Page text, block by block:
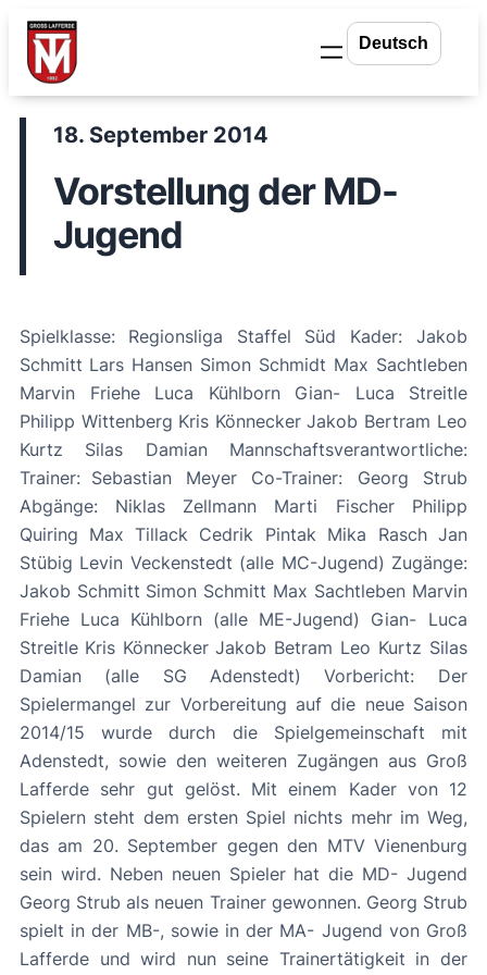
Zum
Inhalt
springen
18. September 2014
Vorstellung der MD-
Jugend
Spielklasse: Regionsliga Staffel Süd Kader: Jakob
Schmitt Lars Hansen Simon Schmidt Max Sachtleben
Marvin Friehe Luca Kühlborn Gian- Luca Streitle
Philipp Wittenberg Kris Könnecker Jakob Bertram Leo
Kurtz Silas Damian Mannschaftsverantwortliche:
Trainer: Sebastian Meyer Co-Trainer: Georg Strub
Abgänge: Niklas Zellmann Marti Fischer Philipp
Quiring Max Tillack Cedrik Pintak Mika Rasch Jan
Stübig Levin Veckenstedt (alle MC-Jugend) Zugänge:
Jakob Schmitt Simon Schmitt Max Sachtleben Marvin
Friehe Luca Kühlborn (alle ME-Jugend) Gian- Luca
Streitle Kris Könnecker Jakob Betram Leo Kurtz Silas
Damian (alle SG Adenstedt) Vorbericht: Der
Spielermangel zur Vorbereitung auf die neue Saison
2014/15 wurde durch die Spielgemeinschaft mit
Adenstedt, sowie den weiteren Zugängen aus Groß
Lafferde sehr gut gelöst. Mit einem Kader von 12
Spielern steht dem ersten Spiel nichts mehr im Weg,
das am 20. September gegen den MTV Vienenburg
sein wird. Neben neuen Spieler hat die MD- Jugend
Georg Strub als neuen Trainer gewonnen. Georg Strub
spielt in der MB-, sowie in der MA- Jugend von Groß
Lafferde und wird nun seine Trainertätigkeit in der